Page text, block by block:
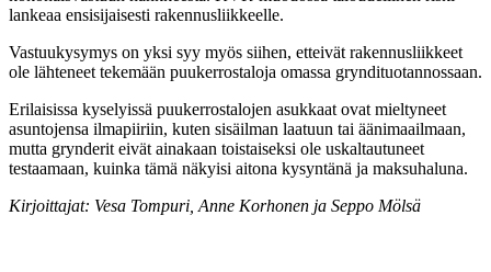
lankeaa ensisijaisesti rakennusliikkeelle.
Vastuukysymys on yksi syy myös siihen, etteivät rakennusliikkeet
ole lähteneet tekemään puukerrostaloja omassa gryndituotannossaan.
Erilaisissa kyselyissä puukerrostalojen asukkaat ovat mieltyneet
asuntojensa ilmapiiriin, kuten sisäilman laatuun tai äänimaailmaan,
mutta grynderit eivät ainakaan toistaiseksi ole uskaltautuneet
testaamaan, kuinka tämä näkyisi aitona kysyntänä ja maksuhaluna.
Kirjoittajat: Vesa Tompuri, Anne Korhonen ja Seppo Mölsä